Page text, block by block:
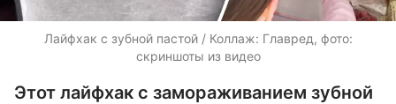
Лайфхак с зубной пастой / Коллаж: Главред, фото:
скриншоты из видео
Этот лайфхак с замораживанием зубной